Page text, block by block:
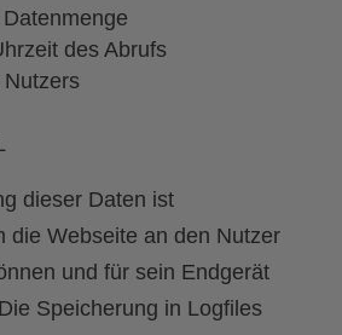
des Abrufs
dieser Daten ist
die Webseite an den Nutzer
und für sein Endgerät
Speicherung in Logfiles